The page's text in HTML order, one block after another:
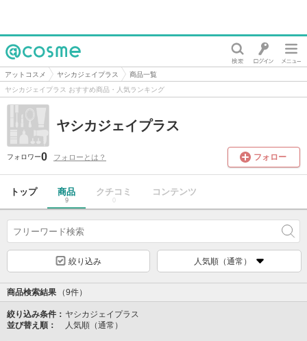
@cosme
アットコスメ ヤシカジェイプラス
商品一覧
ヤシカジェイプラス おすすめ商品・人気ランキング
ヤシカジェイプラス
フォロワー0 フォローとは？ フォロー
トップ 商品
9
クチコミ
0
コンテンツ
絞り込み 人気順（通常）
商品検索結果 （9件）
絞り込み条件： ヤシカジェイプラス
並び替え順：
人気順（通常）